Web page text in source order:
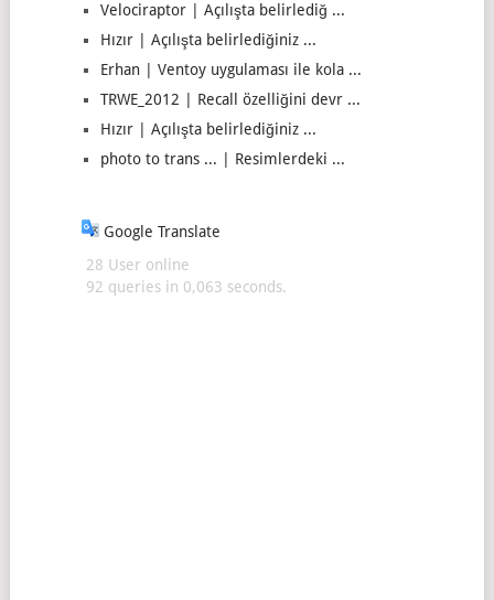
Velociraptor | Açılışta belirlediğ ...
Hızır | Açılışta belirlediğiniz ...
Erhan | Ventoy uygulaması ile kola ...
TRWE_2012 | Recall özelliğini devr ...
Hızır | Açılışta belirlediğiniz ...
photo to trans ... | Resimlerdeki ...
Google Translate
28 User online
92 queries in 0,063 seconds.